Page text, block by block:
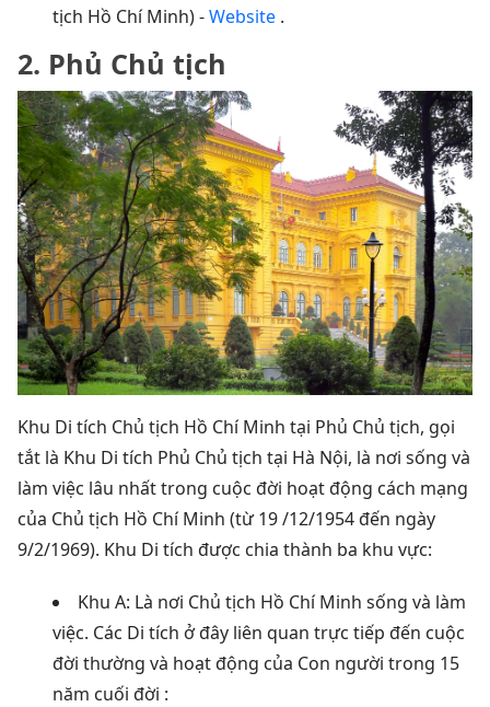
tịch Hồ Chí Minh) -Website .
2. Phủ Chủ tịch
Khu Di tích Chủ tịch Hồ Chí Minh tại Phủ Chủ tịch, gọi
tắt là Khu Di tích Phủ Chủ tịch tại Hà Nội, là nơi sống và
làm việc lâu nhất trong cuộc đời hoạt động cách mạng
của Chủ tịch Hồ Chí Minh (từ 19 /12/1954 đến ngày
9/2/1969). Khu Di tích được chia thành ba khu vực:
Khu A: Là nơi Chủ tịch Hồ Chí Minh sống và làm
việc. Các Di tích ở đây liên quan trực tiếp đến cuộc
đời thường và hoạt động của Con người trong 15
năm cuối đời :